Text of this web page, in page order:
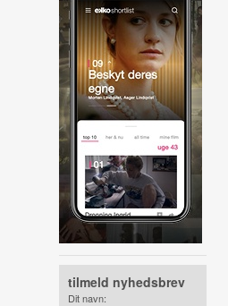
tilmeld nyhedsbrev
Dit navn: